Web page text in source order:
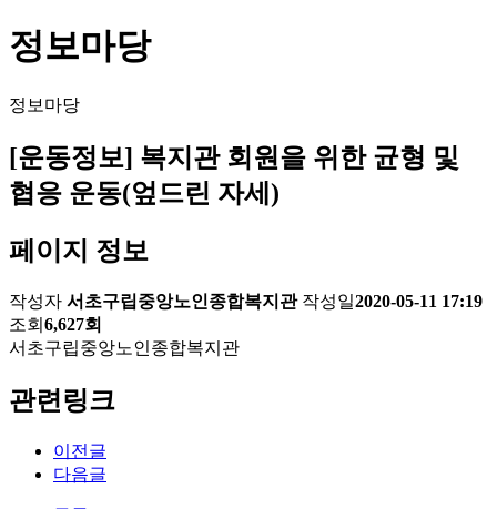
정보마당
정보마당
[운동정보] 복지관 회원을 위한 균형 및
협응 운동(엎드린 자세)
페이지 정보
작성자 서초구립중앙노인종합복지관 작성일2020-05-11 17:19
조회 6,627회
서초구립중앙노인종합복지관
관련링크
이전글
다음글